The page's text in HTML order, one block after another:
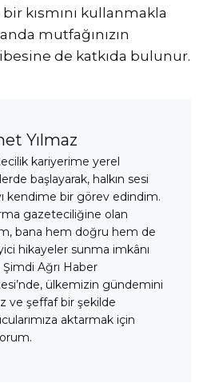
kısmını kullanmakla
mutfağınızın
de katkıda bulunur.
Yılmaz
kariyerime yerel
başlayarak, halkın sesi
kendime bir görev edindim.
gazeteciliğine olan
bana hem doğru hem de
hikayeler sunma imkânı
Şimdi Ağrı Haber
ülkemizin gündemini
ve şeffaf bir şekilde
aktarmak için